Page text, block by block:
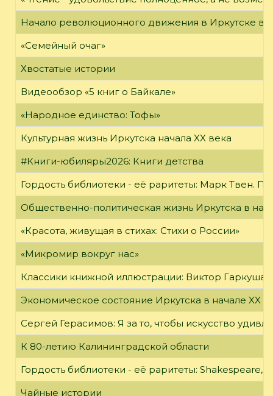
Начало революционного движения в Иркутске в
«Семейный очаг»
Хвостатые истории
Видеообзор «5 книг о Байкале»
«Народное единство: Тофы»
Культурная жизнь Иркутска начала XX века
#Книги-юбиляры2026: Книги детства
Гордость библиотеки - её раритеты: Марк Твен.
Общественно-политическая жизнь Иркутска в
«Красота, живущая в стихах: Стихи о России»
«Микромир вокруг нас»
Классики книжной иллюстрации: Виктор Гаркуша
Экономическое состояние Иркутска в начале XX
Сергей Герасимов: Я за то, чтобы искусство
К 80-летию Калининградской области
Гордость библиотеки - её раритеты: Shakespeare,
Чайные истории